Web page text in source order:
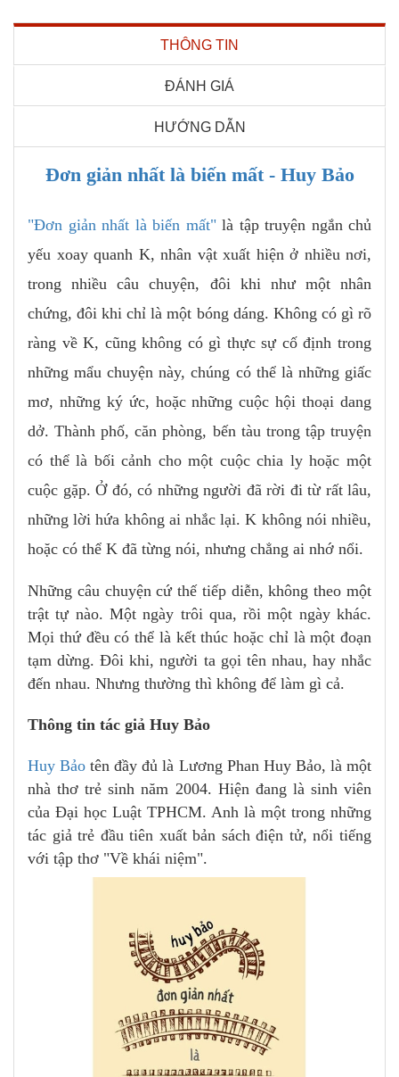
THÔNG TIN
ĐÁNH GIÁ
HƯỚNG DẪN
Đơn giản nhất là biến mất - Huy Bảo
"Đơn giản nhất là biến mất"là tập truyện ngắn chủ
yếu xoay quanh K, nhân vật xuất hiện ở nhiều nơi,
trong nhiều câu chuyện, đôi khi như một nhân
chứng, đôi khi chỉ là một bóng dáng. Không có gì rõ
ràng về K, cũng không có gì thực sự cố định trong
những mẩu chuyện này, chúng có thể là những giấc
mơ, những ký ức, hoặc những cuộc hội thoại dang
dở. Thành phố, căn phòng, bến tàu trong tập truyện
có thể là bối cảnh cho một cuộc chia ly hoặc một
cuộc gặp. Ở đó, có những người đã rời đi từ rất lâu,
những lời hứa không ai nhắc lại. K không nói nhiều,
hoặc có thể K đã từng nói, nhưng chẳng ai nhớ nổi.
Những câu chuyện cứ thế tiếp diễn, không theo một
trật tự nào. Một ngày trôi qua, rồi một ngày khác.
Mọi thứ đều có thể là kết thúc hoặc chỉ là một đoạn
tạm dừng. Đôi khi, người ta gọi tên nhau, hay nhắc
đến nhau. Nhưng thường thì không để làm gì cả.
Thông tin tác giả Huy Bảo
Huy Bảotên đầy đủ là Lương Phan Huy Bảo, là một
nhà thơ trẻ sinh năm 2004. Hiện đang là sinh viên
của Đại học Luật TPHCM. Anh là một trong những
tác giả trẻ đầu tiên xuất bản sách điện tử, nổi tiếng
với tập thơ "Về khái niệm".